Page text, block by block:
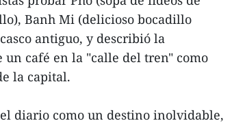
Banh Mi (delicioso bocadillo
antiguo, y describió la
café en la "calle del tren" como
la capital.
diario como un destino inolvidable,